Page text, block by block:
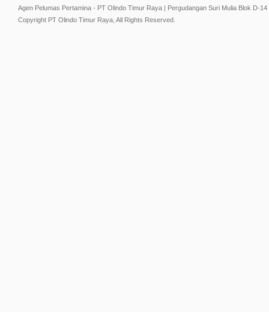
Agen Pelumas Pertamina - PT Olindo Timur Raya | Pergudangan Suri Mulia Blok D-
Copyright PT Olindo Timur Raya, All Rights Reserved.